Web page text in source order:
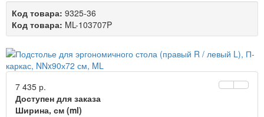
Код товара: 9325-36
Код товара: ML-103707P
7 435 р.
Доступен для заказа
Ширина, см (ml)